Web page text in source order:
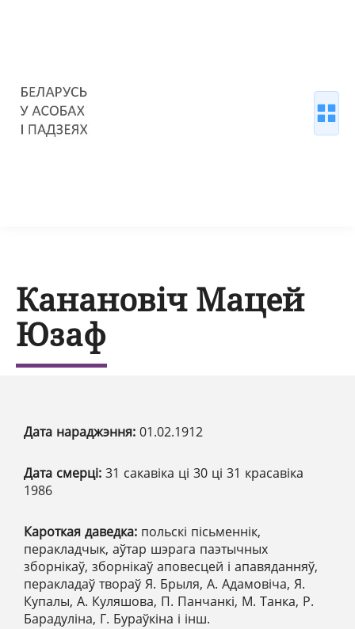
Канановіч Мацей
Юзаф
Дата нараджэння: 01.02.1912
Дата смерці: 31 сакавіка ці 30 ці 31 красавіка
1986
Кароткая даведка: польскі пісьменнік,
перакладчык, аўтар шэрага паэтычных
зборнікаў, зборнікаў аповесцей і апавяданняў,
перакладаў твораў Я. Брыля, А. Адамовіча, Я.
Купалы, А. Куляшова, П. Панчанкі, М. Танка, Р.
Барадуліна, Г. Бураўкіна і інш.